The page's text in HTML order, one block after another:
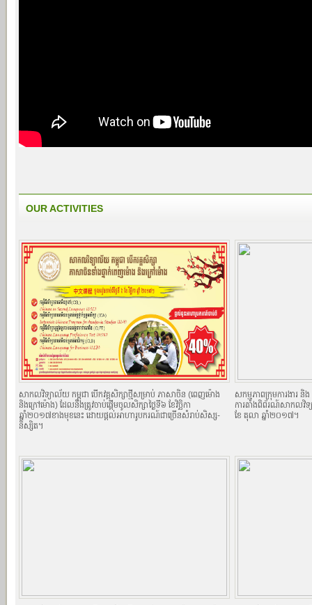
OUR ACTIVITIES
សាកលវិទ្យាល័យ កម្ពុជា បើកវគ្គសិក្សាថ្មីសម្រាប់ ភាសាចិន (ពេញម៉ោង
និងក្រៅម៉ោង) ដែលនឹងត្រូវចាប់ផ្តើមចូលសិក្សាថ្ងៃទី៦ ខែវិច្ឆិកា
ឆ្នាំ២០១៧ខាងមុខនេះ ដោយផ្តល់អាហារូបករណ៍ជាច្រើនសំរាប់សិស្ស-
និស្សិត។
សកម្មភាពក្រុមការងារ និ
ការតាំងពិព័រណ៍សាកលវិ
ខែ តុលា ឆ្នាំ២០១៧។